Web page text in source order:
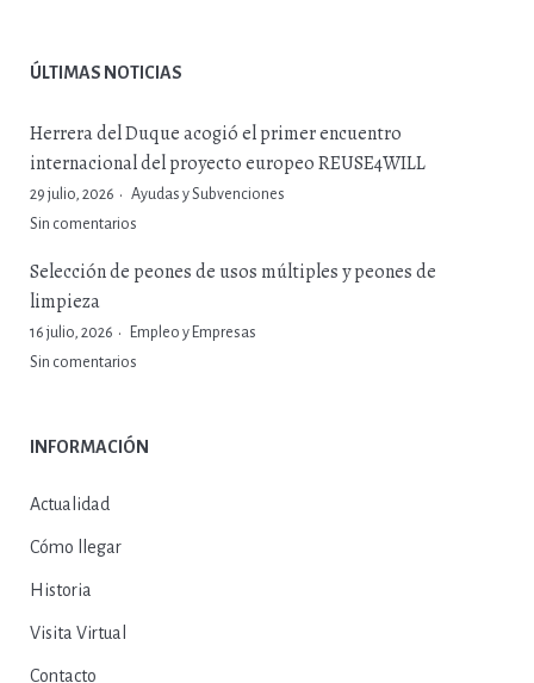
ÚLTIMAS NOTICIAS
Herrera del Duque acogió el primer encuentro
internacional del proyecto europeo REUSE4WILL
29 julio, 2026
Ayudas y Subvenciones
Sin comentarios
Selección de peones de usos múltiples y peones de
limpieza
16 julio, 2026
Empleo y Empresas
Sin comentarios
INFORMACIÓN
Actualidad
Cómo llegar
Historia
Visita Virtual
Contacto